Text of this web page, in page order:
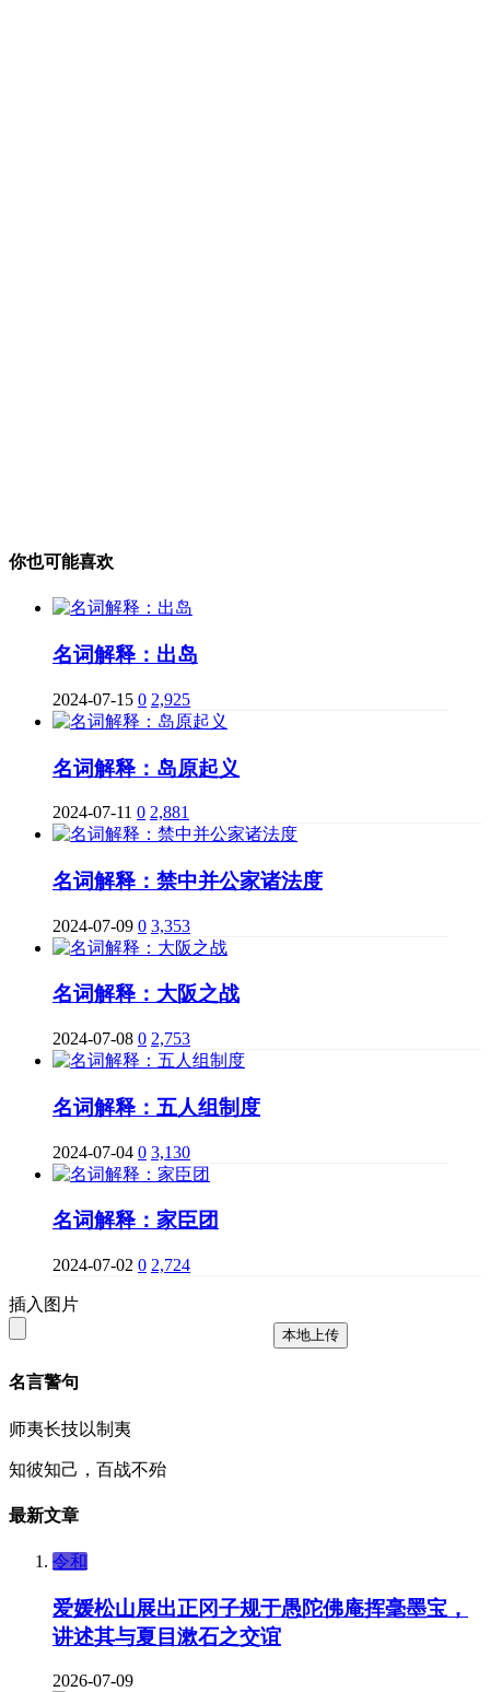
你也可能喜欢
名词解释：出岛
2024-07-15 0 2,925
名词解释：岛原起义
2024-07-11 0 2,881
名词解释：禁中并公家诸法度
2024-07-09 0 3,353
名词解释：大阪之战
2024-07-08 0 2,753
名词解释：五人组制度
2024-07-04 0 3,130
名词解释：家臣团
2024-07-02 0 2,724
插入图片
本地上传
名言警句
师夷长技以制夷
知彼知己，百战不殆
最新文章
令和
爱媛松山展出正冈子规于愚陀佛庵挥毫墨宝，
讲述其与夏目漱石之交谊
2026-07-09